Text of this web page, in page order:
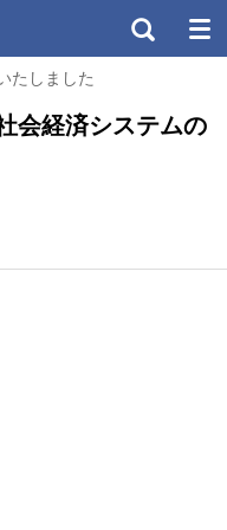
たしました
会経済システムの